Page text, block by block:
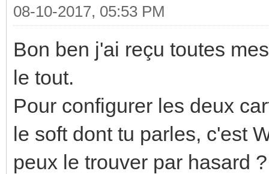
08-10-2017, 05:53 PM
Bon ben j'ai reçu toutes
le tout.
Pour configurer les deux
le soft dont tu parles, c'est
peux le trouver par hasard ?